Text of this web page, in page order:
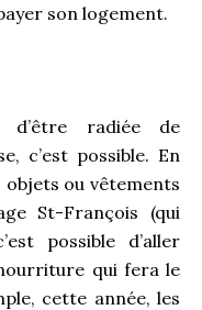
son logement.
d’être radiée de
c’est possible. En
ou vêtements
St-François (qui
possible d’aller
qui fera le
cette année, les